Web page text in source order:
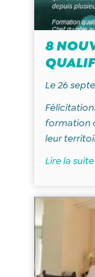
8
Le 26
formation
leur
Lire la suite